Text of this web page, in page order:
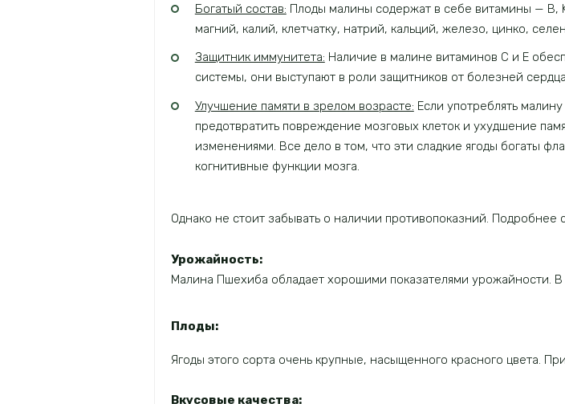
Богатый состав: Плоды малины содержат в себе витамины — B,
магний, калий, клетчатку, натрий, кальций, железо, цинко,
Защитник иммунитета: Наличие в малине витаминов С и Е
системы, они выступают в роли защитников от болезней
Улучшение памяти в зрелом возрасте: Если употреблять
предотвратить повреждение мозговых клеток и ухудшение
изменениями. Все дело в том, что эти сладкие ягоды богаты
когнитивные функции мозга.
Однако не стоит забывать о наличии противопоказний.
Урожайность:
Малина Пшехиба обладает хорошими показателями урожайности. В
Плоды:
Ягоды этого сорта очень крупные, насыщенного красного цвета.
Вкусовые качества: